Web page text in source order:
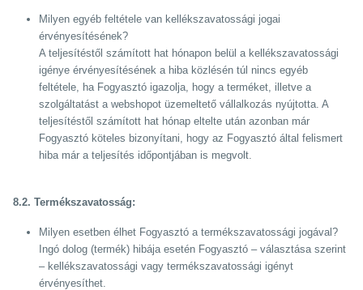
Milyen egyéb feltétele van kellékszavatossági jogai
érvényesítésének?
A teljesítéstől számított hat hónapon belül a kellékszavatossági
igénye érvényesítésének a hiba közlésén túl nincs egyéb
feltétele, ha Fogyasztó igazolja, hogy a terméket, illetve a
szolgáltatást a webshopot üzemeltető vállalkozás nyújtotta. A
teljesítéstől számított hat hónap eltelte után azonban már
Fogyasztó köteles bizonyítani, hogy az Fogyasztó által felismert
hiba már a teljesítés időpontjában is megvolt.
8.2. Termékszavatosság:
Milyen esetben élhet Fogyasztó a termékszavatossági jogával?
Ingó dolog (termék) hibája esetén Fogyasztó – választása szerint
– kellékszavatossági vagy termékszavatossági igényt
érvényesíthet.